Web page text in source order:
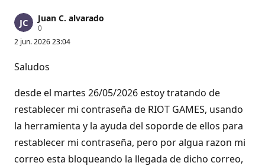
Juan C. alvarado
0P
n
o
s
e
e
p
u
a
i
2 jun. 2026 23:04
Saludos
desde el martes 26/05/2026 estoy tratando de
restablecer mi contraseña de RIOT GAMES, usando
la herramienta y la ayuda del soporde de ellos para
restablecer mi contraseña, pero por algua razon mi
correo esta bloqueando la llegada de dicho correo,